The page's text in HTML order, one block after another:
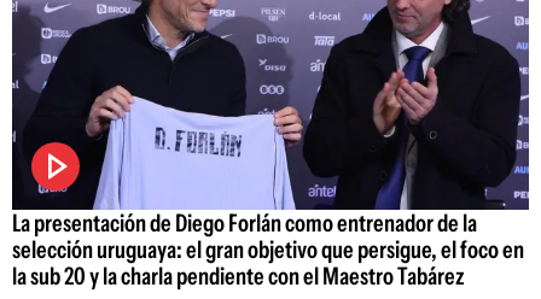
La presentación de Diego Forlán como entrenador de la
selección uruguaya: el gran objetivo que persigue, el foco en
la sub 20 y la charla pendiente con el Maestro Tabárez